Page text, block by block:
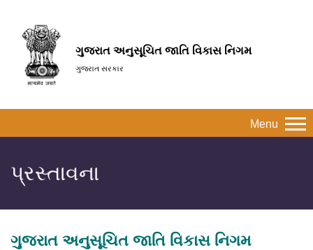
ગુજરાત અનુસૂચિત જાતિ વિકાસ નિગમ
ગુજરાત સરકાર
Menu
પ્રસ્તાવના
ગુજરાત અનુસૂચિત જાતિ વિકાસ નિગમ